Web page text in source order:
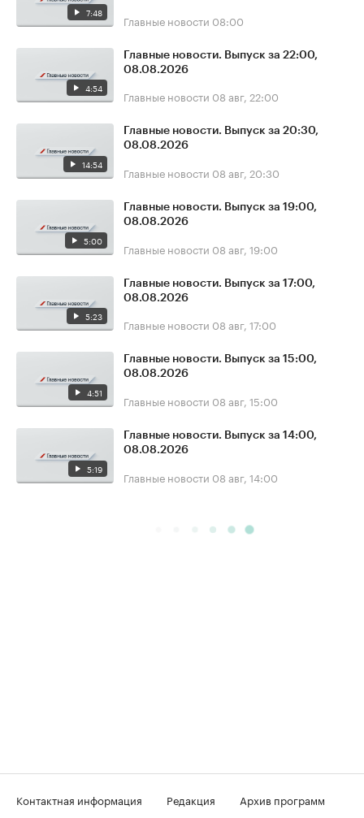
7:48 Главные новости 08:00
4:54
Главные новости. Выпуск за 22:00,
08.08.2026
Главные новости 08 авг, 22:00
14:54
Главные новости. Выпуск за 20:30,
08.08.2026
Главные новости 08 авг, 20:30
5:00
Главные новости. Выпуск за 19:00,
08.08.2026
Главные новости 08 авг, 19:00
5:23
Главные новости. Выпуск за 17:00,
08.08.2026
Главные новости 08 авг, 17:00
4:51
Главные новости. Выпуск за 15:00,
08.08.2026
Главные новости 08 авг, 15:00
5:19
Главные новости. Выпуск за 14:00,
08.08.2026
Главные новости 08 авг, 14:00
Контактная информация Редакция
Архив программ